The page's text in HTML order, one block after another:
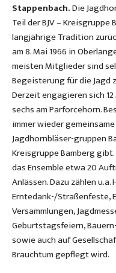
Stappenbach.Die
Teil der BJV –
langjährige Tradition
am 8. Mai 1966 in
meisten Mitglieder sind
Begeisterung für die Jagd
Derzeit engagieren sich
sechs am Parforcehorn.
immer wieder
Jagdhornbläser-gruppen
Kreisgruppe Bamberg
das Ensemble etwa 20
Anlässen. Dazu zählen
Erntedank-/Straßenfeste,
Versammlungen,
Geburtstagsfeiern,
sowie auch auf
Brauchtum gepflegt wird.